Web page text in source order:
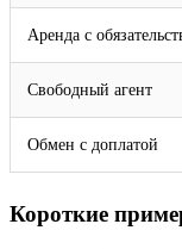
Аренда с
Свободный агент
Обмен с доплатой
Короткие